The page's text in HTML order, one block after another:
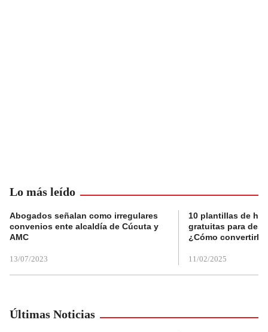
Lo más leído
Abogados señalan como irregulares
convenios ente alcaldía de Cúcuta y
AMC
13/07/2023
10 plantillas de
gratuitas para
¿Cómo convertirla
11/02/2025
Últimas Noticias